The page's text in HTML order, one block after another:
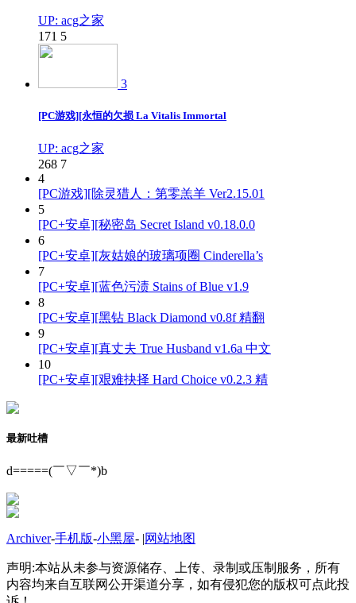
UP: acg之家
171 5
3
[PC游戏][永恒的欠损 La Vitalis Immortal
UP: acg之家
268 7
4
[PC游戏][除灵猎人：第零羔羊 Ver2.15.01
5
[PC+安卓][秘密岛 Secret Island v0.18.0.0
6
[PC+安卓][灰姑娘的玻璃项圈 Cinderella’s
7
[PC+安卓][蓝色污渍 Stains of Blue v1.9
8
[PC+安卓][黑钻 Black Diamond v0.8f 精翻
9
[PC+安卓][真丈夫 True Husband v1.6a 中文
10
[PC+安卓][艰难抉择 Hard Choice v0.2.3 精
最新吐槽
d=====(￣▽￣*)b
Archiver-手机版-小黑屋- |网站地图
声明:本站从未参与资源储存、上传、录制或压制服务，所有
内容均来自互联网公开渠道分享，如有侵犯您的版权可点此投